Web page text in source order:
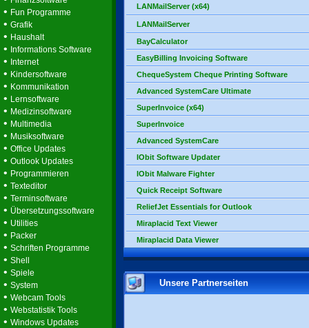
• Fun Programme
• Grafik
• Haushalt
• Informations Software
• Internet
• Kindersoftware
• Kommunikation
• Lernsoftware
• Medizinsoftware
• Multimedia
• Musiksoftware
• Office Updates
• Outlook Updates
• Programmieren
• Texteditor
• Terminsoftware
• Übersetzungssoftware
• Utilities
• Packer
• Schriften Programme
• Shell
• Spiele
• System
• Webcam Tools
• Webstatistik Tools
• Windows Updates
LANMailServer (x64)
LANMailServer
BayCalculator
EasyBilling Invoicing Software
ChequeSystem Cheque Printing Software
Advanced SystemCare Ultimate
SuperInvoice (x64)
SuperInvoice
Advanced SystemCare
IObit Software Updater
IObit Malware Fighter
Quick Receipt Software
ReliefJet Essentials for Outlook
Miraplacid Text Viewer
Miraplacid Data Viewer
Unsere Partnerseiten